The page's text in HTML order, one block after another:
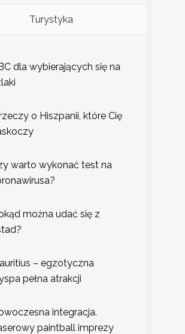
Turystyka
dla wybierających się na
o Hiszpanii, które Cię
warto wykonać test na
można udać się z
– egzotyczna
pełna atrakcji
integracja.
paintball imprezy